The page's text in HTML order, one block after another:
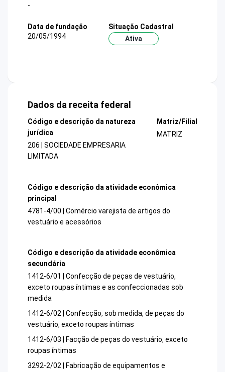
-
Data de fundação
20/05/1994
Situação Cadastral
Ativa
Dados da receita federal
Código e descrição da natureza
jurídica
206 | SOCIEDADE EMPRESARIA
LIMITADA
Matriz/Filial
MATRIZ
Código e descrição da atividade econômica
principal
4781-4/00 | Comércio varejista de artigos do
vestuário e acessórios
Código e descrição da atividade econômica
secundária
1412-6/01 | Confecção de peças de vestuário,
exceto roupas íntimas e as confeccionadas sob
medida
1412-6/02 | Confecção, sob medida, de peças do
vestuário, exceto roupas íntimas
1412-6/03 | Facção de peças do vestuário, exceto
roupas íntimas
3292-2/02 | Fabricação de equipamentos e